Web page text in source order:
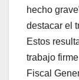
hecho
destacar el
Estos
trabajo
Fiscal